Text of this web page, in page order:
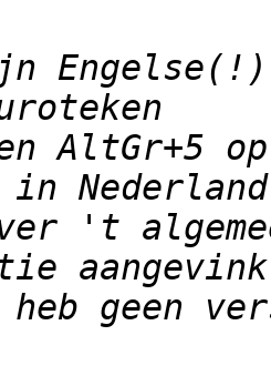
AltGr+5
't